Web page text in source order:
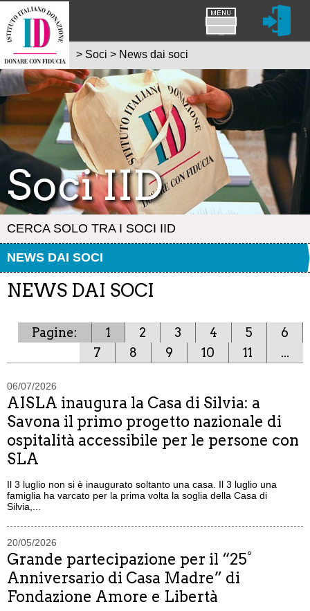
Soci IID
CERCA SOLO TRA I SOCI IID
NEWS DAI SOCI
> Soci > News dai soci
NEWS DAI SOCI
Pagine: 1 2 3 4 5
6
7
8 9 10 11 ...
06/07/2026
AISLA inaugura la Casa di Silvia: a
Savona il primo progetto nazionale di
ospitalità accessibile per le persone con
SLA
Il 3 luglio non si è inaugurato soltanto una casa. Il 3 luglio una
famiglia ha varcato per la prima volta la soglia della Casa di
Silvia,...
20/05/2026
Grande partecipazione per il “25°
Anniversario di Casa Madre” di
Fondazione Amore e Libertà